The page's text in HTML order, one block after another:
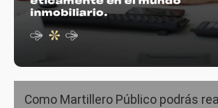
Como Martillero Público podrás